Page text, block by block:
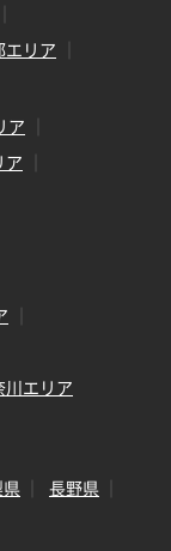
エリア
ア
ア
川エリア
長野県